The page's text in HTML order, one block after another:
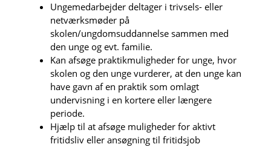
Ungemedarbejder deltager i trivsels- eller
netværksmøder på
skolen/ungdomsuddannelse sammen med
den unge og evt. familie.
Kan afsøge praktikmuligheder for unge, hvor
skolen og den unge vurderer, at den unge kan
have gavn af en praktik som omlagt
undervisning i en kortere eller længere
periode.
Hjælp til at afsøge muligheder for aktivt
fritidsliv eller ansøgning til fritidsjob